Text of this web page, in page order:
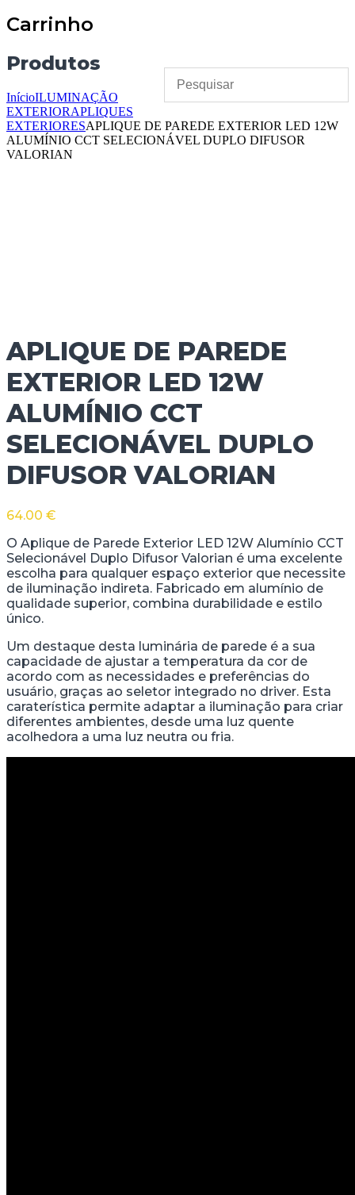
Carrinho
Produtos
InícioILUMINAÇÃO
EXTERIORAPLIQUES
EXTERIORESAPLIQUE DE PAREDE EXTERIOR LED 12W
ALUMÍNIO CCT SELECIONÁVEL DUPLO DIFUSOR
VALORIAN
APLIQUE DE PAREDE
EXTERIOR LED 12W
ALUMÍNIO CCT
SELECIONÁVEL DUPLO
DIFUSOR VALORIAN
64.00 €
O Aplique de Parede Exterior LED 12W Alumínio CCT
Selecionável Duplo Difusor Valorian é uma excelente
escolha para qualquer espaço exterior que necessite
de iluminação indireta. Fabricado em alumínio de
qualidade superior, combina durabilidade e estilo
único.
Um destaque desta luminária de parede é a sua
capacidade de ajustar a temperatura da cor de
acordo com as necessidades e preferências do
usuário, graças ao seletor integrado no driver. Esta
caraterística permite adaptar a iluminação para criar
diferentes ambientes, desde uma luz quente
acolhedora a uma luz neutra ou fria.